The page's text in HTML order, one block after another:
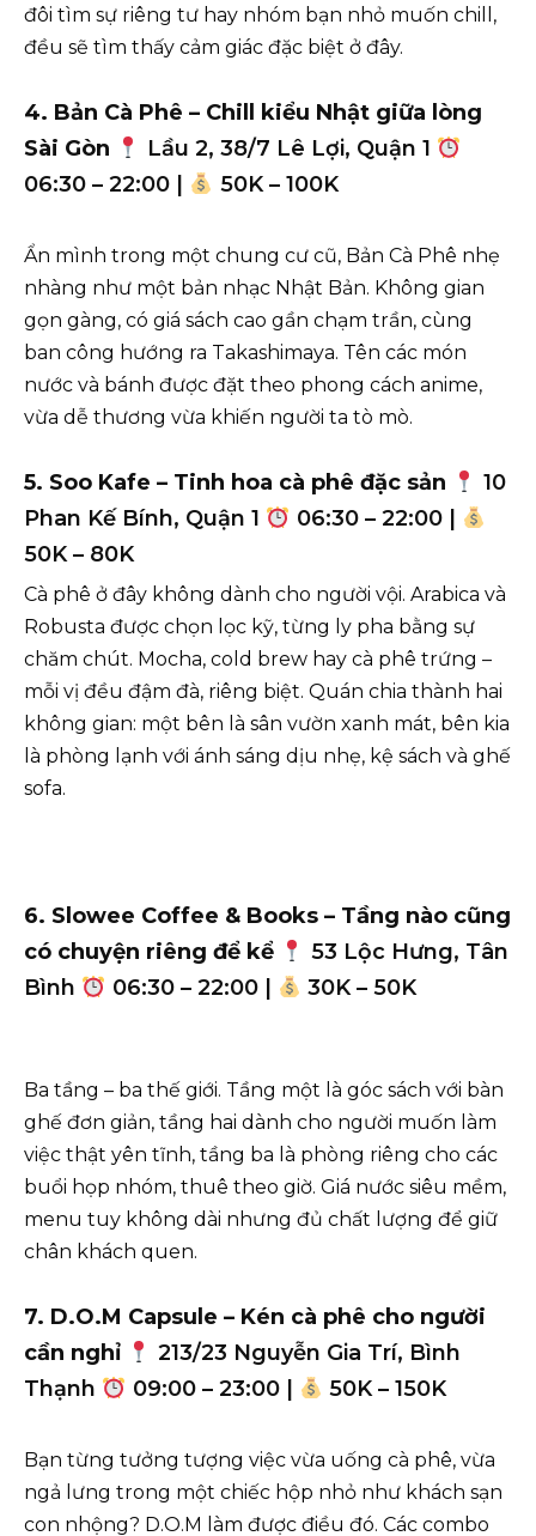
đôi tìm sự riêng tư hay nhóm bạn nhỏ muốn chill,
đều sẽ tìm thấy cảm giác đặc biệt ở đây.
4. Bản Cà Phê – Chill kiểu Nhật giữa lòng
Sài Gòn
Lầu 2, 38/7 Lê Lợi, Quận 1
06:30 – 22:00 |
50K – 100K
Ẩn mình trong một chung cư cũ, Bản Cà Phê nhẹ
nhàng như một bản nhạc Nhật Bản. Không gian
gọn gàng, có giá sách cao gần chạm trần, cùng
ban công hướng ra Takashimaya. Tên các món
nước và bánh được đặt theo phong cách anime,
vừa dễ thương vừa khiến người ta tò mò.
5. Soo Kafe – Tinh hoa cà phê đặc sản
10
Phan Kế Bính, Quận 1
06:30 – 22:00 |
50K – 80K
Cà phê ở đây không dành cho người vội. Arabica và
Robusta được chọn lọc kỹ, từng ly pha bằng sự
chăm chút. Mocha, cold brew hay cà phê trứng –
mỗi vị đều đậm đà, riêng biệt. Quán chia thành hai
không gian: một bên là sân vườn xanh mát, bên kia
là phòng lạnh với ánh sáng dịu nhẹ, kệ sách và ghế
sofa.
6. Slowee Coffee & Books – Tầng nào cũng
có chuyện riêng để kể
53 Lộc Hưng, Tân
Bình
06:30 – 22:00 | 30K – 50K
Ba tầng – ba thế giới. Tầng một là góc sách với bàn
ghế đơn giản, tầng hai dành cho người muốn làm
việc thật yên tĩnh, tầng ba là phòng riêng cho các
buổi họp nhóm, thuê theo giờ. Giá nước siêu mềm,
menu tuy không dài nhưng đủ chất lượng để giữ
chân khách quen.
7. D.O.M Capsule – Kén cà phê cho người
cần nghỉ
213/23 Nguyễn Gia Trí, Bình
Thạnh
09:00 – 23:00 | 50K – 150K
Bạn từng tưởng tượng việc vừa uống cà phê, vừa
ngả lưng trong một chiếc hộp nhỏ như khách sạn
con nhộng? D.O.M làm được điều đó. Các combo